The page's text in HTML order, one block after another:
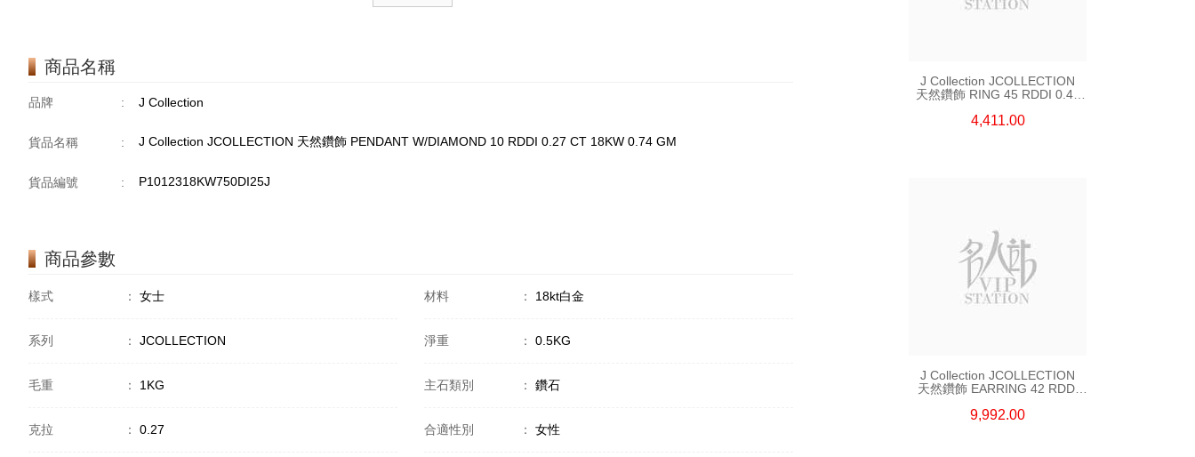
商品名稱
品牌 : J Collection
貨品名稱 : J Collection JCOLLECTION 天然鑽飾 PENDANT W/DIAMOND 10 RDDI 0.27 CT 18KW 0.74 GM
貨品編號 : P1012318KW750DI25J
商品參數
樣式 ： 女士 材料 ： 18kt白金
系列 ： JCOLLECTION 淨重 ： 0.5KG
毛重 ： 1KG 主石類別 ： 鑽石
克拉 ： 0.27 合適性別 ： 女性
J Collection JCOLLECTION
天然鑽飾 RING 45 RDDI 0.48
4,411.00
J Collection JCOLLECTION
天然鑽飾 EARRING 42 RDDI
9,992.00